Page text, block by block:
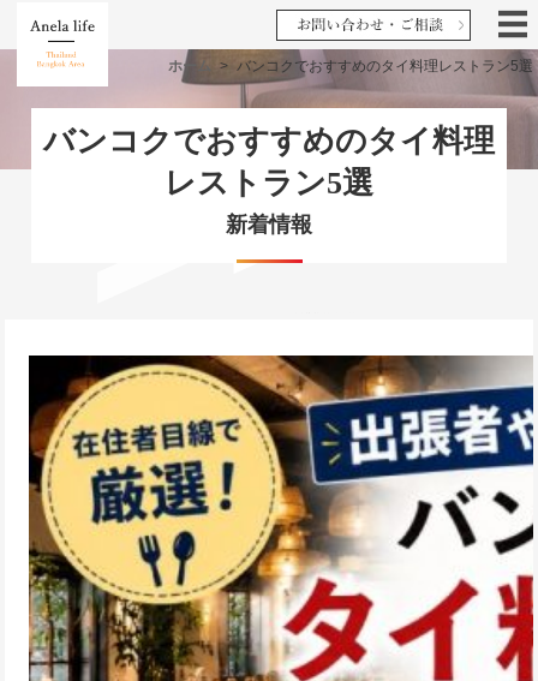
ホーム > バンコクでおすすめのタイ料理レストラン5選
バンコクでおすすめのタイ料理
レストラン5選
新着情報